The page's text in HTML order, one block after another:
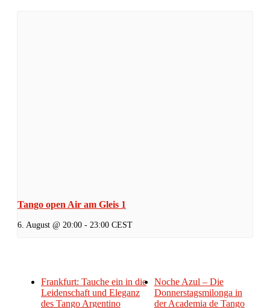
Tango open Air am Gleis 1
6. August @ 20:00 - 23:00 CEST
Frankfurt: Tauche ein in die
Leidenschaft und Eleganz
des Tango Argentino
Noche Azul – Die
Donnerstagsmilonga in
der Academia de Tango